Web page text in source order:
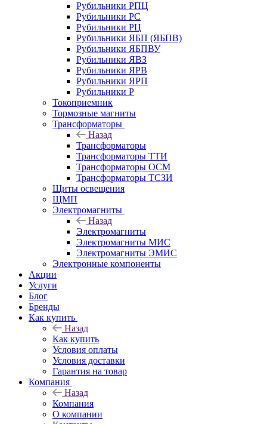
Рубильники РПЦ
Рубильники РС
Рубильники РЦ
Рубильники ЯБП (ЯБПВ)
Рубильники ЯБПВУ
Рубильники ЯВЗ
Рубильники ЯРВ
Рубильники ЯРП
Рубильники Р
Токоприемник
Тормозные магниты
Трансформаторы
Назад
Трансформаторы
Трансформаторы ТТИ
Трансформаторы ОСМ
Трансформаторы ТСЗИ
Щиты освещения
ЩМП
Электромагниты
Назад
Электромагниты
Электромагниты МИС
Электромагниты ЭМИС
Электронные компоненты
Акции
Услуги
Блог
Бренды
Как купить
Назад
Как купить
Условия оплаты
Условия доставки
Гарантия на товар
Компания
Назад
Компания
О компании